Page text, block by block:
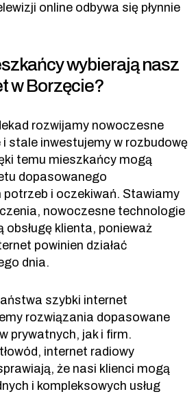
online odbywa się płynnie
wybierają nasz
w Borzęcie?
rozwijamy nowoczesne
i stale inwestujemy w rozbudowę
temu mieszkańcy mogą
dopasowanego
potrzeb i oczekiwań. Stawiamy
nowoczesne technologie
klienta, ponieważ
powinien działać
dnia.
szybki internet
rozwiązania dopasowane
prywatnych, jak i firm.
internet radiowy
że nasi klienci mogą
i kompleksowych usług